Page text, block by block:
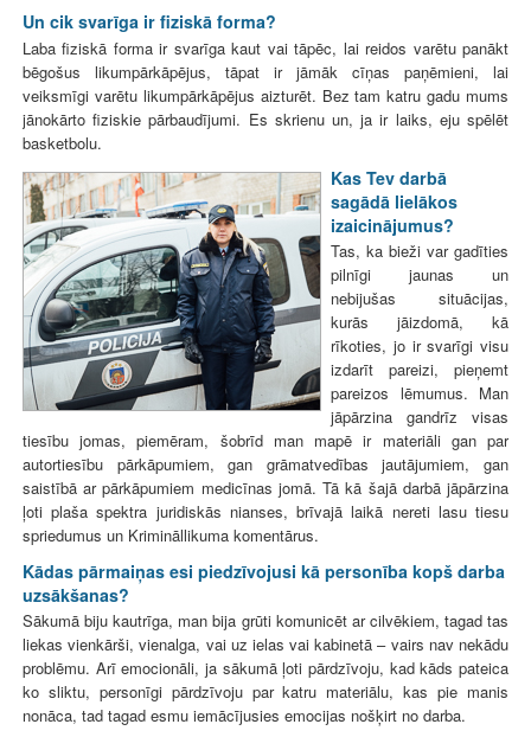
Un cik svarīga ir fiziskā forma?
Laba fiziskā forma ir svarīga kaut vai tāpēc, lai reidos varētu panākt
bēgošus likumpārkāpējus, tāpat ir jāmāk cīņas paņēmieni, lai
veiksmīgi varētu likumpārkāpējus aizturēt. Bez tam katru gadu mums
jānokārto fiziskie pārbaudījumi. Es skrienu un, ja ir laiks, eju spēlēt
basketbolu.
Kas Tev darbā
sagādā lielākos
izaicinājumus?
Tas, ka bieži var gadīties
pilnīgi jaunas un
nebijušas situācijas,
kurās jāizdomā, kā
rīkoties, jo ir svarīgi visu
izdarīt pareizi, pieņemt
pareizos lēmumus. Man
jāpārzina gandrīz visas
tiesību jomas, piemēram, šobrīd man mapē ir materiāli gan par
autortiesību pārkāpumiem, gan grāmatvedības jautājumiem, gan
saistībā ar pārkāpumiem medicīnas jomā. Tā kā šajā darbā jāpārzina
ļoti plaša spektra juridiskās nianses, brīvajā laikā nereti lasu tiesu
spriedumus un Krimināllikuma komentārus.
Kādas pārmaiņas esi piedzīvojusi kā personība kopš darba
uzsākšanas?
Sākumā biju kautrīga, man bija grūti komunicēt ar cilvēkiem, tagad tas
liekas vienkārši, vienalga, vai uz ielas vai kabinetā – vairs nav nekādu
problēmu. Arī emocionāli, ja sākumā ļoti pārdzīvoju, kad kāds pateica
ko sliktu, personīgi pārdzīvoju par katru materiālu, kas pie manis
nonāca, tad tagad esmu iemācījusies emocijas nošķirt no darba.